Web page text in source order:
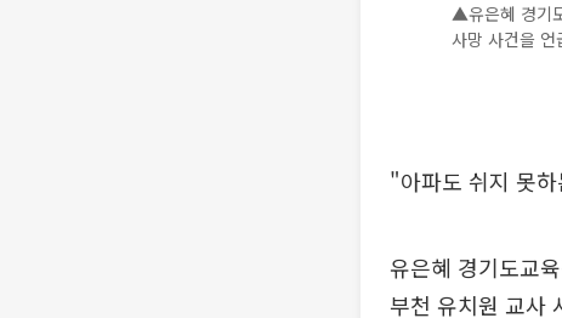
▲유은혜 경기
사망 사건을
"아파도 쉬지 못
유은혜 경기도교
부천 유치원 교사